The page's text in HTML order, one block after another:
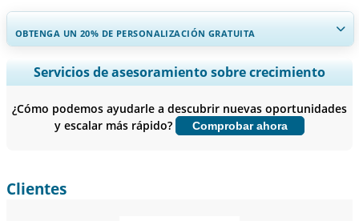
OBTENGA UN 20% DE PERSONALIZACIÓN GRATUITA
Ampliar la cobertura regional y por país, Análisis de segmentos,
Perfiles de empresas, Benchmarking competitivo, e información
Personalizar ahora
Servicios de asesoramiento sobre crecimiento
¿Cómo podemos ayudarle a descubrir nuevas oportunidades
y escalar más rápido?
Comprobar ahora
Clientes